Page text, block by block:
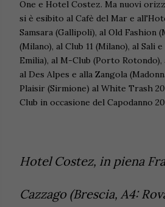
One e Hotel Costez. Ma nuovi
si è esibito al Cafè del Mar e
Samsara (Gallipoli), al Old Fashion
(Milano), al Club 11 (Milano), al Sali
Emilia), al M-Club (Porto Rotondo),
al Des Alpes e alla Zangola
Plaisir (Sirmione) al White Trash
Club in occasione del Capodanno
Hotel Costez, in piena
Cazzago (Brescia, A4: